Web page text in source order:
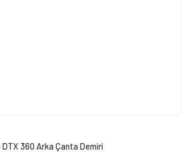
DTX 360 Arka Çanta Demiri